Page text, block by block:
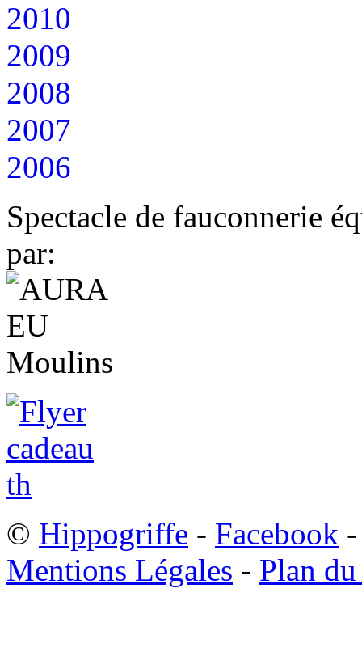
2010
2009
2008
2007
2006
Spectacle de fauconnerie
par:
© Hippogriffe - Facebook
Mentions Légales - Plan